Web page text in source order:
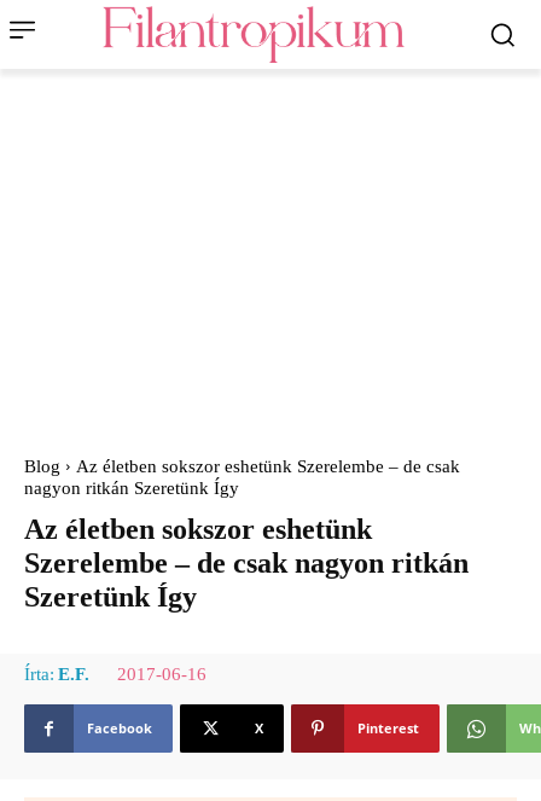
Blog
Az életben sokszor eshetünk Szerelembe – de csak
nagyon ritkán Szeretünk Így
Az életben sokszor eshetünk
Szerelembe – de csak nagyon ritkán
Szeretünk Így
Írta: E.F. 2017-06-16
Facebook X Pinterest